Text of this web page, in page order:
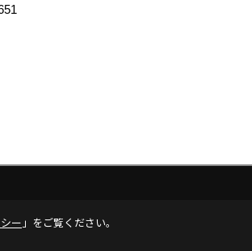
ー 」をご覧ください。